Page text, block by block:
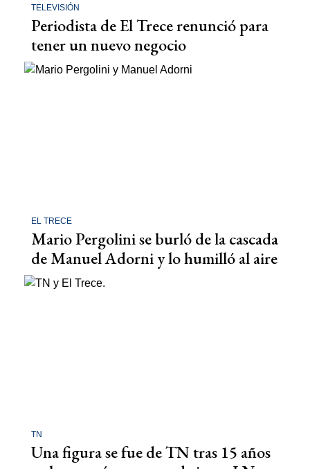
TELEVISIÓN
Periodista de El Trece renunció para
tener un nuevo negocio
EL TRECE
Mario Pergolini se burló de la cascada
de Manuel Adorni y lo humilló al aire
TN
Una figura se fue de TN tras 15 años